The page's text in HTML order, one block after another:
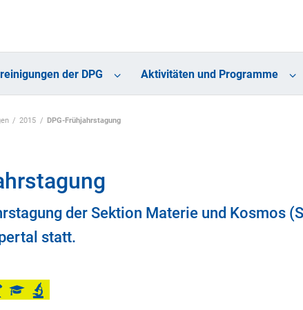
der DPG Aktivitäten und Programme
2015 DPG-Frühjahrstagung
der Sektion Materie und Kosmos
statt.